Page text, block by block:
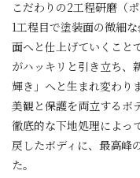
こだわりの2工程研磨（
1工程目で塗装面の微細
面へと仕上げていくこと
がハッキリと引き立ち、
輝き」へと生まれ変わり
美観と保護を両立するボ
徹底的な下地処理によっ
戻したボディに、最高峰
た。